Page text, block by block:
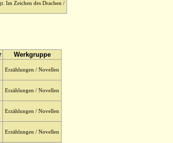
Im Zeichen des Drachen /
Werkgruppe
Erzählungen / Novellen
Erzählungen / Novellen
Erzählungen / Novellen
Erzählungen / Novellen